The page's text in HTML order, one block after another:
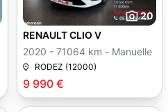
20
9 990 €
RENAULT CLIO V
2020 - 71064 km - Manuelle
RODEZ (12000)